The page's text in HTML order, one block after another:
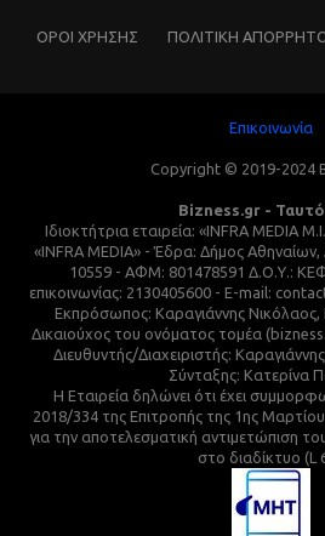
ΌΡΟΙ ΧΡΗΣΗΣ ΠΟΛΙΤΙΚΗ
Επικοινωνία
Copyright © 2019-2024
Bizness.gr -
Ιδιοκτήτρια εταιρεία: «INFRA MEDIA
«INFRA MEDIA» - Έδρα: Δήμος
10559 - ΑΦΜ: 801478591 Δ.Ο.Υ.:
επικοινωνίας: 2130405600 - E-mail:
Εκπρόσωπος: Καραγιάννης
Δικαιούχος του ονόματος τομέα
Διευθυντής/Διαχειριστής:
Σύνταξης: Κατερίνα
Η Εταιρεία δηλώνει ότι έχει
2018/334 της Επιτροπής της 1ης
για την αποτελεσματική αντιμετώπιση
στο διαδίκτυο (L